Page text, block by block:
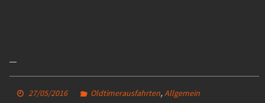
27/05/2016 Oldtimerausfahrten,Allgemein